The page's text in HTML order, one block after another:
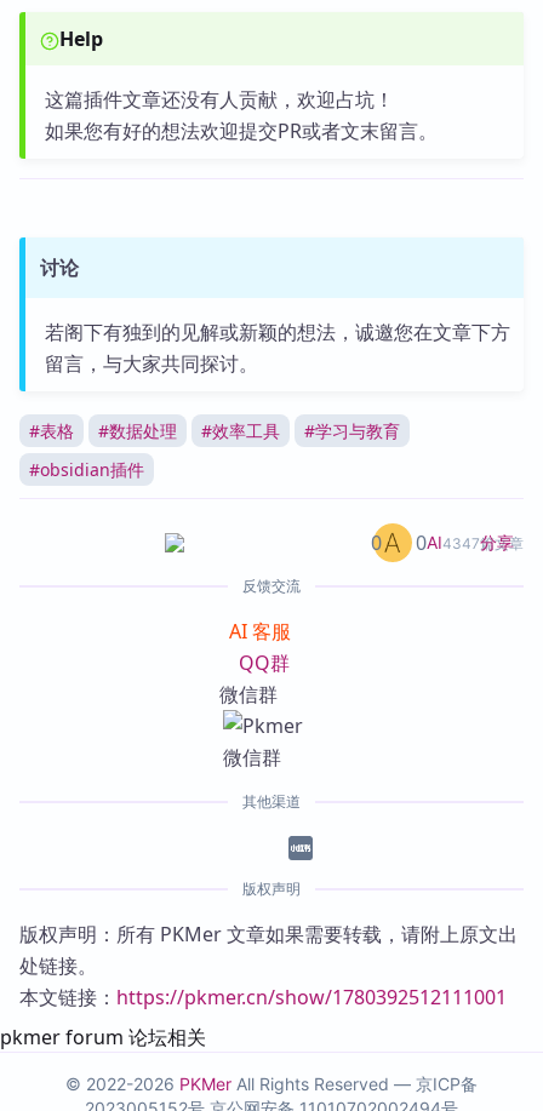
Help
这篇插件文章还没有人贡献，欢迎占坑！
如果您有好的想法欢迎提交PR或者文末留言。
讨论
若阁下有独到的见解或新颖的想法，诚邀您在文章下方
留言，与大家共同探讨。
#表格 #数据处理 #效率工具 #学习与教育
#obsidian插件
AI4347篇文章
0 0 分享
反馈交流
AI 客服
QQ群
微信群
其他渠道
版权声明
版权声明：所有 PKMer 文章如果需要转载，请附上原文出
处链接。
本文链接： https://pkmer.cn/show/1780392512111001
pkmer forum 论坛相关
© 2022-2026 PKMer All Rights Reserved — 京ICP备